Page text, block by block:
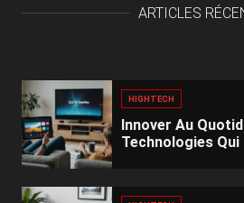
ARTICLES
HIGHTECH
Innover Au
Technologies